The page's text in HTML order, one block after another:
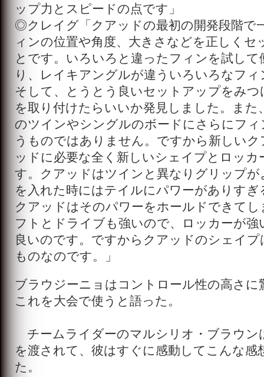
ップ力とスピードの点です」
◎クレイグ「クアッドの最初の開発段階で
ィンの位置や角度、大きさなどを正しくセ
とです。いろいろと違ったフィンを試し
り、レイキアングルが違ういろいろなフ
そして、とうとう良いセットアップをみ
を取り付けたらいいか発見しました。また
のツインやシングルのボードにさらにフ
うものではありません。ですから新しい
ッドに必要な全く新しいシェイプとロッカ
す。クアッドはツインと異なりグリップ
を入れた時にはテイルにパワーがありす
クアッドはそのパワーをホールドできて
フトとドライブも強いので、ロッカーが
良いのです。ですからクアッドのシェイ
ものなのです。」
ブラウジーニョはコントロール性の高さに
これを大会で使うと語った。
チームライダーのマルシリオ・ブラウン
を渡されて、彼はすぐに感動してこんな感
た。